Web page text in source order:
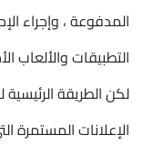
المدفوعة ، وإجراء
التطبيقات والألعاب
الإعلانات المستمرة